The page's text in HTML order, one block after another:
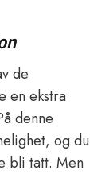
de
en ekstra
denne
og du
bli tatt. Men